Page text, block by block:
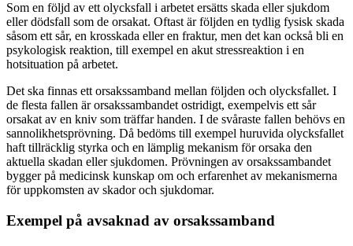
Som en följd av ett olycksfall i arbetet ersätts skada eller sjukdom
eller dödsfall som de orsakat. Oftast är följden en tydlig fysisk skada
såsom ett sår, en krosskada eller en fraktur, men det kan också bli en
psykologisk reaktion, till exempel en akut stressreaktion i en
hotsituation på arbetet.
Det ska finnas ett orsakssamband mellan följden och olycksfallet. I
de flesta fallen är orsakssambandet ostridigt, exempelvis ett sår
orsakat av en kniv som träffar handen. I de svåraste fallen behövs en
sannolikhetsprövning. Då bedöms till exempel huruvida olycksfallet
haft tillräcklig styrka och en lämplig mekanism för orsaka den
aktuella skadan eller sjukdomen. Prövningen av orsakssambandet
bygger på medicinsk kunskap om och erfarenhet av mekanismerna
för uppkomsten av skador och sjukdomar.
Exempel på avsaknad av orsakssamband